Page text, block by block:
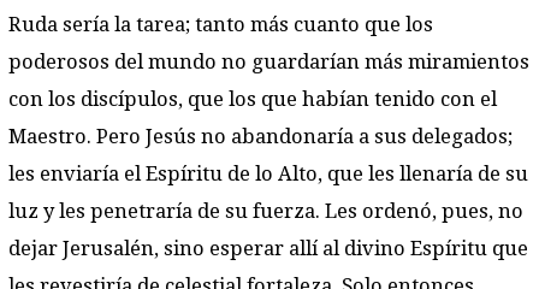
Ruda sería la tarea; tanto más cuanto que los
poderosos del mundo no guardarían más miramientos
con los discípulos, que los que habían tenido con el
Maestro. Pero Jesús no abandonaría a sus delegados;
les enviaría el Espíritu de lo Alto, que les llenaría de su
luz y les penetraría de su fuerza. Les ordenó, pues, no
dejar Jerusalén, sino esperar allí al divino Espíritu que